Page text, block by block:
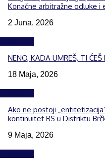
Konačne arbitražne odluke i
2 Juna, 2026
NENO, KADA UMREŠ, TI ĆEŠ
18 Maja, 2026
Ako ne postoji
kontinuitet RS u Distriktu
9 Maja, 2026